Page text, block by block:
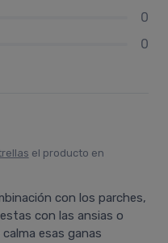
0
0
el producto en
con los parches,
con las ansias o
esas ganas